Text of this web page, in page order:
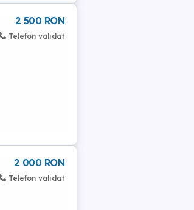
2 500 RON
Telefon validat
2 000 RON
Telefon validat